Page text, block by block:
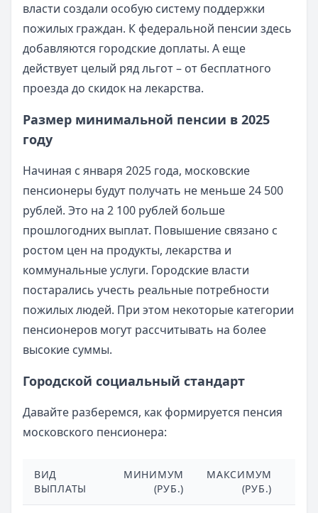
власти создали особую систему поддержки
пожилых граждан. К федеральной пенсии здесь
добавляются городские доплаты. А еще
действует целый ряд льгот – от бесплатного
проезда до скидок на лекарства.
Размер минимальной пенсии в 2025
году
Начиная с января 2025 года, московские
пенсионеры будут получать не меньше 24 500
рублей. Это на 2 100 рублей больше
прошлогодних выплат. Повышение связано с
ростом цен на продукты, лекарства и
коммунальные услуги. Городские власти
постарались учесть реальные потребности
пожилых людей. При этом некоторые категории
пенсионеров могут рассчитывать на более
высокие суммы.
Городской социальный стандарт
Давайте разберемся, как формируется пенсия
московского пенсионера:
ВИД
ВЫПЛАТЫ
МИНИМУМ
(РУБ.)
МАКСИМУМ
(РУБ.)